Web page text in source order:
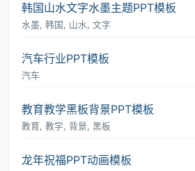
韩国山水文字水墨主题PPT模板
水墨, 韩国, 山水, 文字
汽车行业PPT模板
汽车
教育教学黑板背景PPT模板
教育, 教学, 背景, 黑板
龙年祝福PPT动画模板